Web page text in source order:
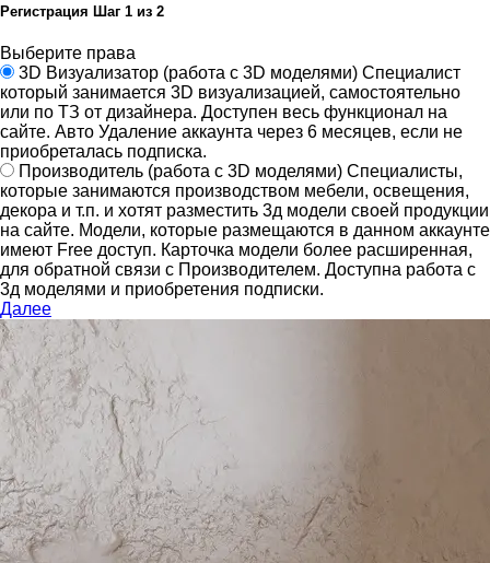
Регистрация Шаг 1 из 2
Выберите права
3D Визуализатор (работа с 3D моделями) Специалист
который занимается 3D визуализацией, самостоятельно
или по ТЗ от дизайнера. Доступен весь функционал на
сайте. Авто Удаление аккаунта через 6 месяцев, если не
приобреталась подписка.
Производитель (работа с 3D моделями) Специалисты,
которые занимаются производством мебели, освещения,
декора и т.п. и хотят разместить 3д модели своей продукции
на сайте. Модели, которые размещаются в данном аккаунте
имеют Free доступ. Карточка модели более расширенная,
для обратной связи с Производителем. Доступна работа с
3д моделями и приобретения подписки.
Далее